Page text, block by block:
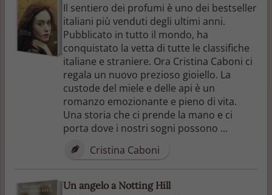
Il sentiero dei profumi è uno dei bestseller
italiani più venduti degli ultimi anni.
Pubblicato in tutto il mondo, ha
conquistato la vetta di tutte le classifiche
italiane e straniere. Ora Cristina Caboni ci
regala un nuovo prezioso gioiello. La
custode del miele e delle api è un
romanzo emozionante e pieno di vita.
Una storia che ci prende la mano e ci
porta dove i nostri sogni possono ...
Cristina Caboni
Un angelo a Notting Hill